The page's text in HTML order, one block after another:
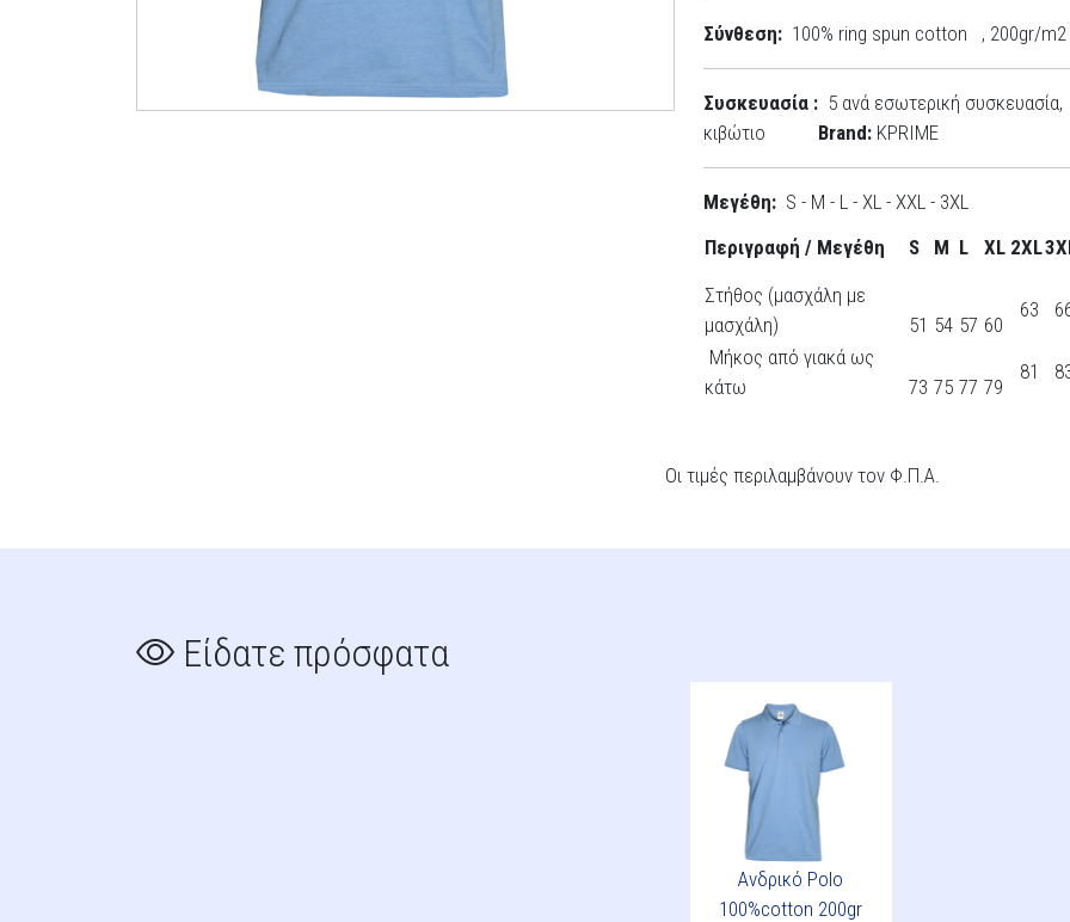
Σύνθεση: 100% ring spun cotton , 200gr/m2
Συσκευασία : 5 ανά εσωτερική
κιβώτιο Brand: KPRIME
Μεγέθη: S - M - L - XL - XXL - 3XL
Περιγραφή / Μεγέθη
S M L XL 2XL
Στήθος (μασχάλη με
μασχάλη)
51 54 57 60
63
Μήκος από γιακά ως
κάτω
73 75 77 79
81
Οι τιμές περιλαμβάνουν τον Φ.Π.Α.
Είδατε πρόσφατα
Ανδρικό Polo
100%cotton 200gr